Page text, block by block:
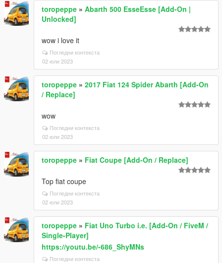
toropeppe » Abarth 500 EsseEsse [Add-On |
Unlocked]
wow i love it
Погледни контекста
02 юли 2023
toropeppe » 2017 Fiat 124 Spider Abarth [Add-On
/ Replace]
wow
Погледни контекста
02 юли 2023
toropeppe » Fiat Coupe [Add-On / Replace]
Top fiat coupe
Погледни контекста
02 юли 2023
toropeppe » Fiat Uno Turbo i.e. [Add-On / FiveM /
Single-Player]
https://youtu.be/-686_ShyMNs
Погледни контекста